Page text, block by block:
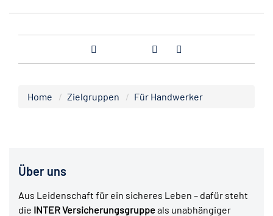
Home Zielgruppen Für Handwerker
Über uns
Aus Leidenschaft für ein sicheres Leben – dafür steht
die INTER Versicherungsgruppeals unabhängiger